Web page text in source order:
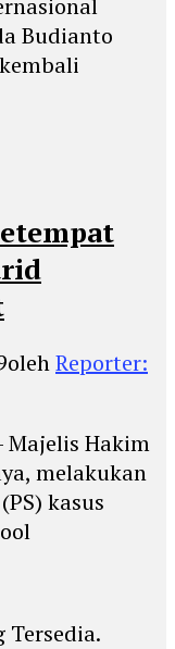
Budianto
olehReporter:
Majelis Hakim
melakukan
kasus
Tersedia.